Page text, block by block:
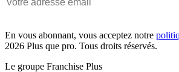
En vous abonnant, vous acceptez notre
2026 Plus que pro. Tous droits réservés.
Le groupe Franchise Plus